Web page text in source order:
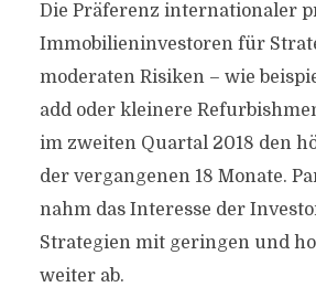
Die Präferenz internationaler
Immobilieninvestoren für
moderaten Risiken – wie
add oder kleinere
im zweiten Quartal 2018 den
der vergangenen 18 Monate.
nahm das Interesse der
Strategien mit geringen und
weiter ab.